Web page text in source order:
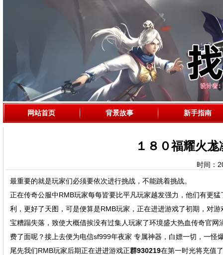
网站首页 背景故事 新手指南
１８０福耀火
时间：
最重要的就是玩家们必须要依次进行挑战，不能跳着挑战。
正在传奇公服中RMB玩家每每皆要比平凡玩家越发强力，他们有更
利，更好了天图，可是便算是RMB玩家，正在进进游戏了初期，对游
宝糟蹋失落，致使大概借挨没有过集人玩家了环境盛大热血传奇官
费了面呢？接上去便为电信sf999年夜家 专属神器，白嫖一切，一
尾先我们RMB玩家后期正在进进游戏正群930219在第一时光将充值